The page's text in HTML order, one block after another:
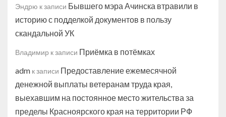
Эндрю к записи Бывшего мэра Ачинска втравили в
историю с подделкой документов в пользу
скандальной УК
Владимир к записи Приёмка в потёмках
adm к записи Предоставление ежемесячной
денежной выплаты ветеранам труда края,
выехавшим на постоянное место жительства за
пределы Красноярского края на территории РФ